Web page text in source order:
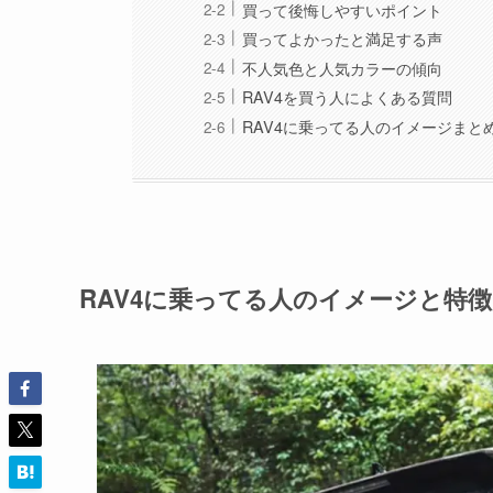
買って後悔しやすいポイント
買ってよかったと満足する声
不人気色と人気カラーの傾向
RAV4を買う人によくある質問
RAV4に乗ってる人のイメージまと
RAV4に乗ってる人のイメージと特徴